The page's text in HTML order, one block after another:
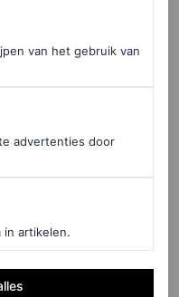
van het gebruik van
advertenties door
in artikelen.